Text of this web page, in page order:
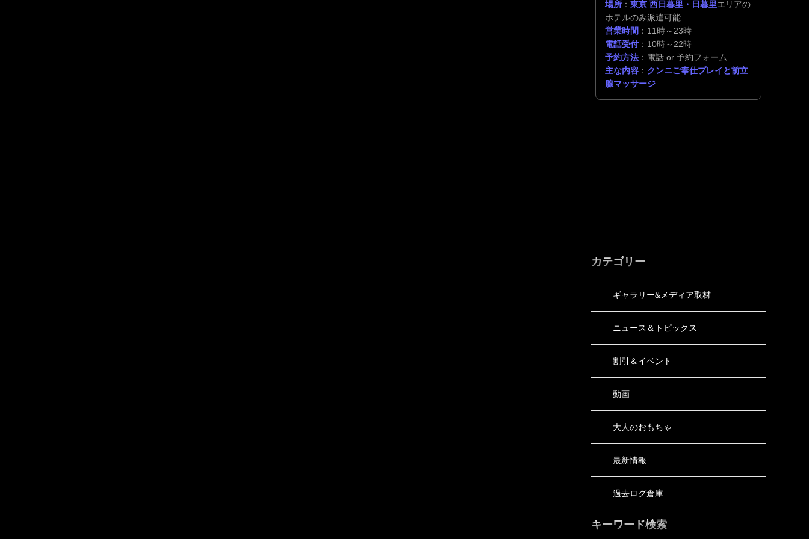
場所 ： 東京 西日暮里・日暮里エリアの
ホテルのみ派遣可能
営業時間 ：11時～23時
電話受付：10時～22時
予約方法 ：電話 or 予約フォーム
主な内容 ： クンニご奉仕プレイと前立
腺マッサージ
カテゴリー
ギャラリー&メディア取材
ニュース＆トピックス
割引＆イベント
動画
大人のおもちゃ
最新情報
過去ログ倉庫
キーワード検索